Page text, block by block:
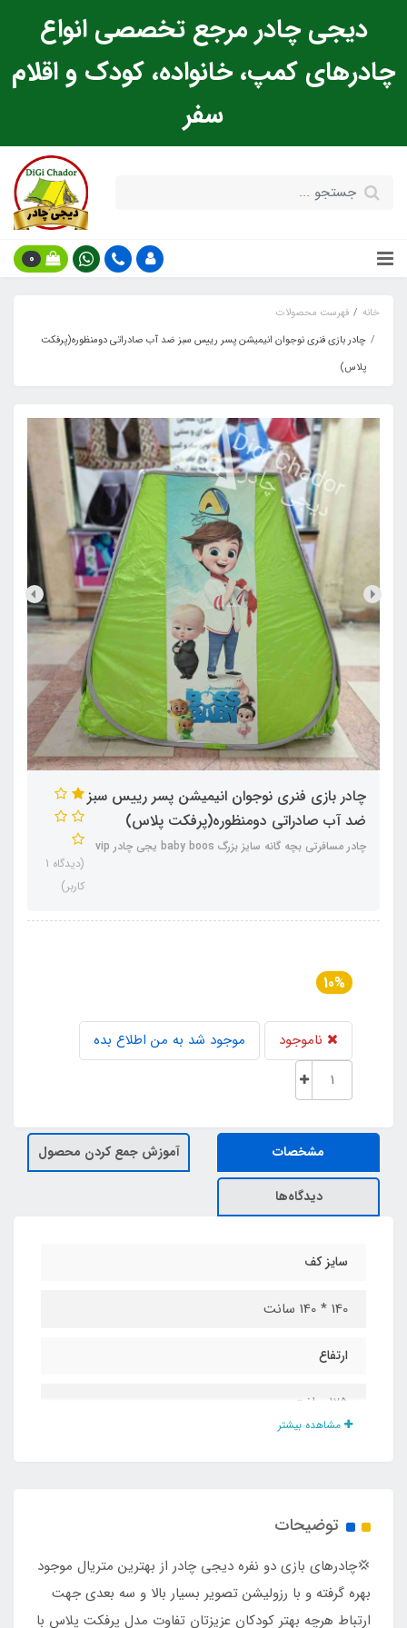
دیجی چادر مرجع تخصصی انواع
چادرهای کمپ، خانواده، کودک و اقلام
سفر
0
خانه
فهرست محصولات
چادر بازی فنری نوجوان انیمیشن پسر رییس سبز ضد آب صادراتی دومنظوره(پرفکت
پلاس)
چادر بازی فنری نوجوان انیمیشن پسر رییس سبز
ضد آب صادراتی دومنظوره(پرفکت پلاس)
چادر مسافرتی بچه گانه سایز بزرگ baby boos یجی چادر vip
(دیدگاه 1
کاربر)
10%
ناموجود موجود شد به من اطلاع بده
مشخصات آموزش جمع کردن محصول
دیدگاه‌ها
سایز کف
140 * 140 سانت
ارتفاع
125 سانت
درب و پنجره
دارد
مشاهده بیشتر
توضیحات
💢چادرهای بازی دو نفره دیجی چادر از بهترین متریال موجود
بهره گرفته و با رزولیشن تصویر بسیار بالا و سه بعدی جهت
ارتباط هرچه بهتر کودکان عزیزتان تفاوت مدل پرفکت پلاس با